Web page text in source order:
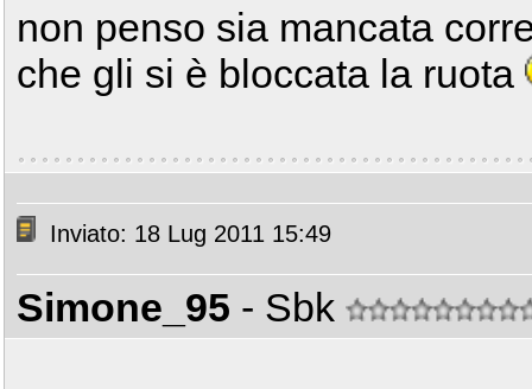
non penso sia mancata
che gli si è bloccata la ruota
Inviato: 18 Lug 2011 15:49
Simone_95 - Sbk